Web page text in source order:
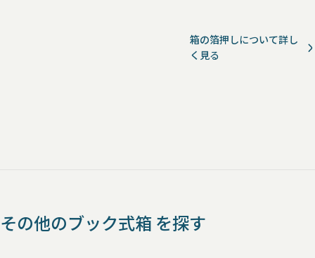
箱の箔押しについて詳し
く見る
その他のブック式箱 を探す